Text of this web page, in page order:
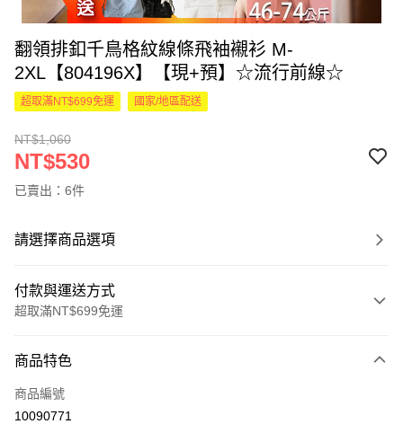
翻領排釦千鳥格紋線條飛袖襯衫 M-
2XL【804196X】【現+預】☆流行前線☆
超取滿NT$699免運 國家/地區配送
NT$1,060
NT$530
已賣出：6件
請選擇商品選項
付款與運送方式
超取滿NT$699免運
信用卡一次付款
超商取貨付款
商品特色
商品編號
10090771